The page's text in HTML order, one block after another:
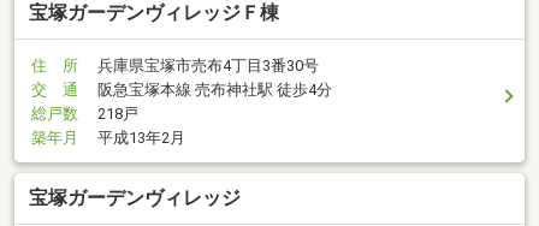
宝塚ガーデンヴィレッジＦ棟
住 所
兵庫県宝塚市売布4丁目3番30号
交 通
阪急宝塚本線 売布神社駅 徒歩4分
総戸数
218戸
築年月
平成13年2月
宝塚ガーデンヴィレッジ